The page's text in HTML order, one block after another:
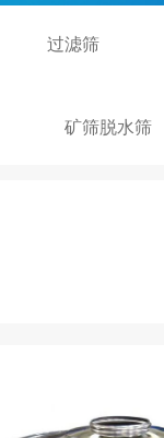
过滤筛
矿筛脱水筛